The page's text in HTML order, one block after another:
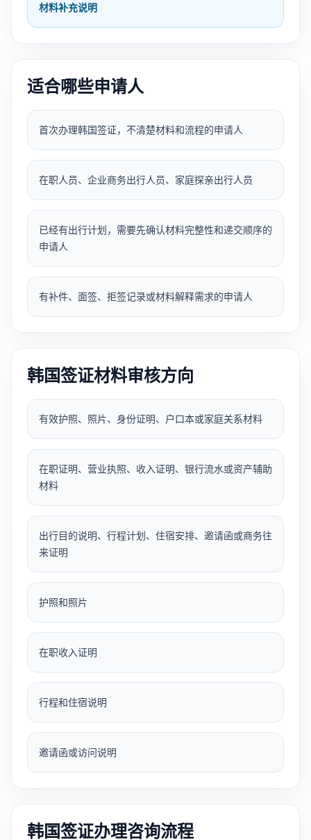
材料补充说明
适合哪些申请人
首次办理韩国签证，不清楚材料和流程的申请人
在职人员、企业商务出行人员、家庭探亲出行人员
已经有出行计划，需要先确认材料完整性和递交顺序的
申请人
有补件、面签、拒签记录或材料解释需求的申请人
韩国签证材料审核方向
有效护照、照片、身份证明、户口本或家庭关系材料
在职证明、营业执照、收入证明、银行流水或资产辅助
材料
出行目的说明、行程计划、住宿安排、邀请函或商务往
来证明
护照和照片
在职收入证明
行程和住宿说明
邀请函或访问说明
韩国签证办理咨询流程